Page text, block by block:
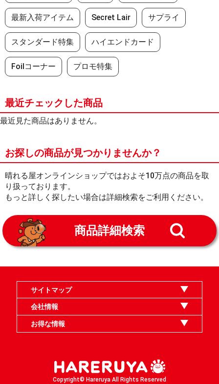
最新入荷アイテム Secret Lair サプライ
スタンダード特集 ハイエンドカード
Foilコーナー プロモ特集
最近チェックした商品
最近見た商品はありません。
お探しの商品が見つかりませんか？
晴れる屋オンラインショップではおよそ10万点の商品を取
り扱っております。
もっと詳しく探したい場合は詳細検索をご利用ください。
商品詳細検索
サイトマップ
オンラインショップ
買取
記事
選手一覧
デッキ検索
デッキ構築
イベント・大会
店舗のご案内
お問い合わせ
ヘルプ
FAQ
会社情報
利用規約
スタッフ募集
特定商取引法表示
個人情報保護指針
企業情報
お得な情報
Copyright© Hareruya All Rights Reserved